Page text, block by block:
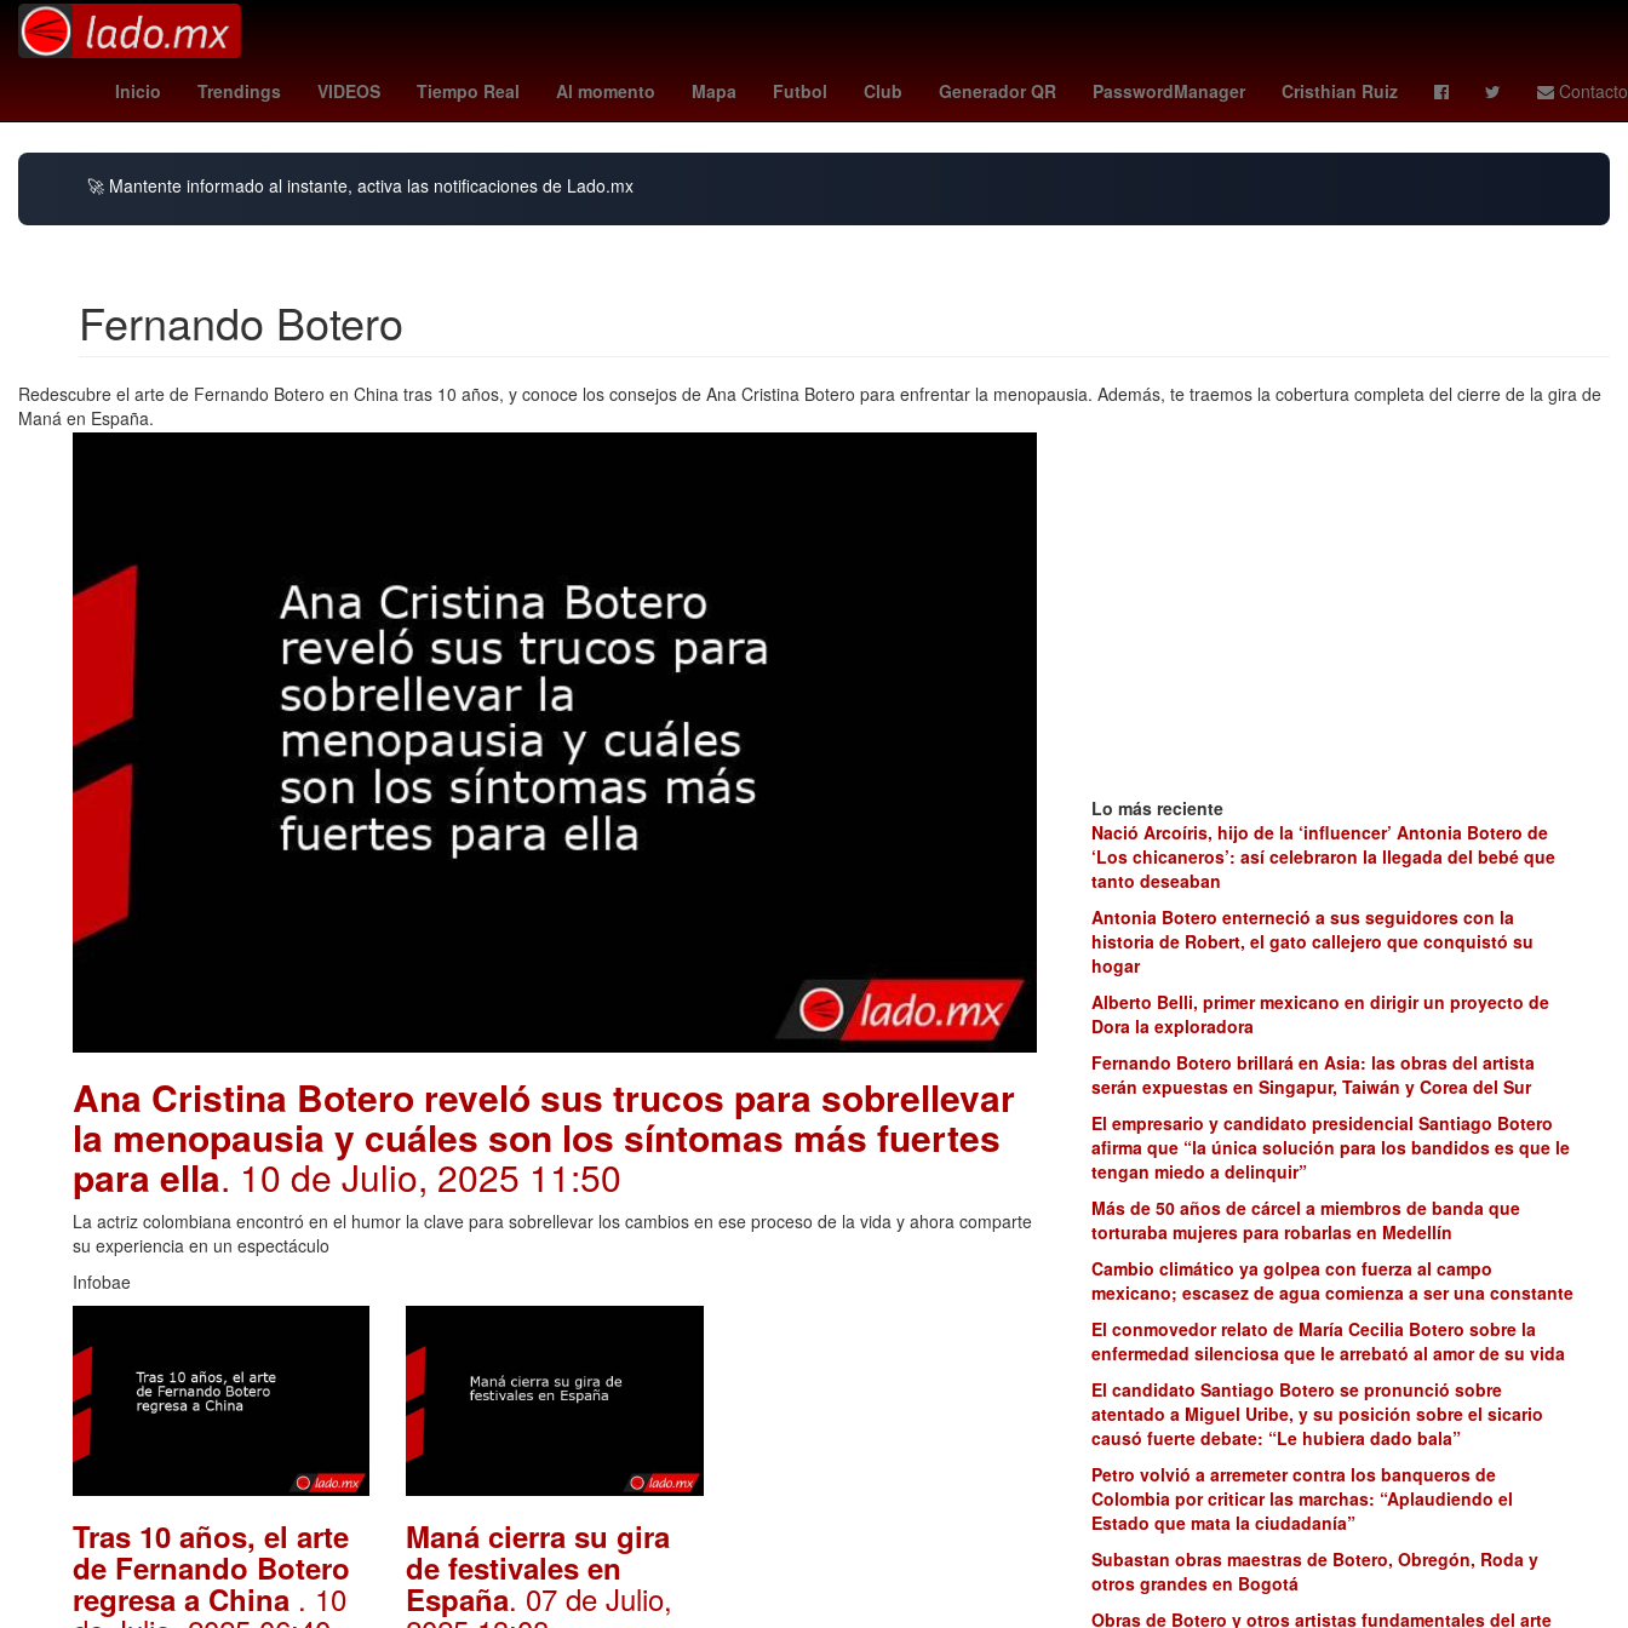
Inicio Trendings VIDEOS Tiempo Real Al momento Mapa Futbol Club Generador QR PasswordManager Cristhian Ruiz Contacto
Dólar estadounidense Aguascalientes Twitch pago beca rita cetina primaria Guillermo Almada Pago España soborno 27 de marzo amanda anisimova
🚀 Mantente informado al instante, activa las notificaciones de Lado.mx
Fernando Botero
Redescubre el arte de Fernando Botero en China tras 10 años, y conoce los consejos de Ana Cristina Botero para enfrentar la menopausia. Además, te traemos la cobertura completa del cierre de la gira de
Maná en España.
Ana Cristina Botero reveló sus trucos para sobrellevar
la menopausia y cuáles son los síntomas más fuertes
para ella. 10 de Julio, 2025 11:50
La actriz colombiana encontró en el humor la clave para sobrellevar los cambios en ese proceso de la vida y ahora comparte
su experiencia en un espectáculo
Infobae
Tras 10 años, el arte
de Fernando Botero
regresa a China . 10
Maná cierra su gira
de festivales en
España. 07 de Julio,
Lo más reciente
Nació Arcoíris, hijo de la ‘influencer’ Antonia Botero de
‘Los chicaneros’: así celebraron la llegada del bebé que
tanto deseaban
Antonia Botero enterneció a sus seguidores con la
historia de Robert, el gato callejero que conquistó su
hogar
Alberto Belli, primer mexicano en dirigir un proyecto de
Dora la exploradora
Fernando Botero brillará en Asia: las obras del artista
serán expuestas en Singapur, Taiwán y Corea del Sur
El empresario y candidato presidencial Santiago Botero
afirma que “la única solución para los bandidos es que le
tengan miedo a delinquir”
Más de 50 años de cárcel a miembros de banda que
torturaba mujeres para robarlas en Medellín
Cambio climático ya golpea con fuerza al campo
mexicano; escasez de agua comienza a ser una constante
El conmovedor relato de María Cecilia Botero sobre la
enfermedad silenciosa que le arrebató al amor de su vida
El candidato Santiago Botero se pronunció sobre
atentado a Miguel Uribe, y su posición sobre el sicario
causó fuerte debate: “Le hubiera dado bala”
Petro volvió a arremeter contra los banqueros de
Colombia por criticar las marchas: “Aplaudiendo el
Estado que mata la ciudadanía”
Subastan obras maestras de Botero, Obregón, Roda y
otros grandes en Bogotá
Obras de Botero y otros artistas fundamentales del arte